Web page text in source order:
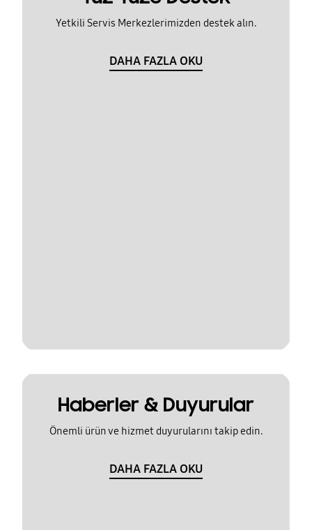
Yetkili Servis Merkezlerimizden destek alın.
DAHA FAZLA OKU
Haberler & Duyurular
Önemli ürün ve hizmet duyurularını takip edin.
DAHA FAZLA OKU